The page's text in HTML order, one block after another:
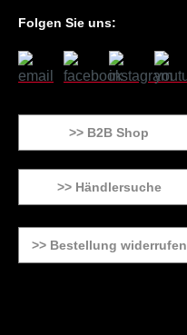
Folgen Sie uns:
>> B2B Shop
>> Händlersuche
>> Bestellung widerrufen